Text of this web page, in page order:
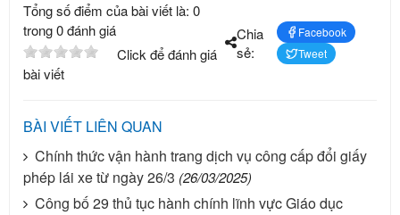
Tổng số điểm của bài viết là: 0
trong 0 đánh giá
Click để đánh giá
bài viết
Chia
sẻ:
Facebook
Tweet
BÀI VIẾT LIÊN QUAN
Chính thức vận hành trang dịch vụ công cấp đổi giấy
phép lái xe từ ngày 26/3 (26/03/2025)
Công bố 29 thủ tục hành chính lĩnh vực Giáo dục